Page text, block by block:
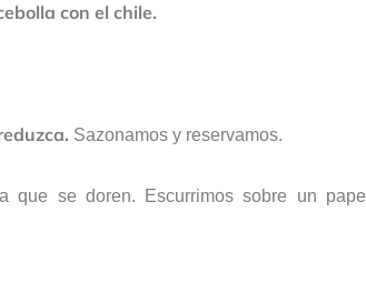
con el chile.
Sazonamos y reservamos.
se doren. Escurrimos sobre un papel